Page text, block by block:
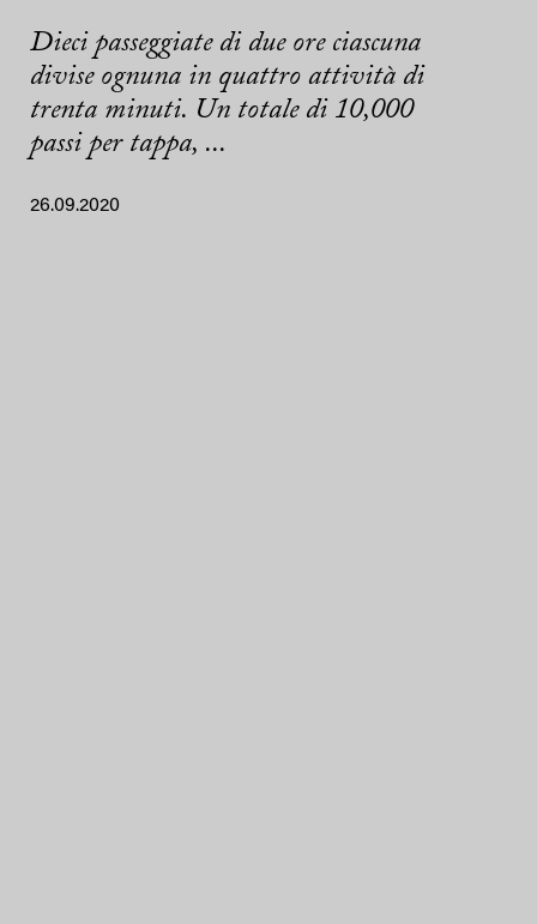
Dieci passeggiate di due ore ciascuna
divise ognuna in quattro attività di
trenta minuti. Un totale di 10,000
passi per tappa, ...
26.09.2020